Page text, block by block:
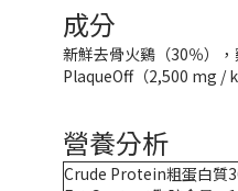
成分
新鮮去骨火鷄（30％）
PlaqueOff（2,500 mg /
營養分析
Crude Protein粗蛋白質